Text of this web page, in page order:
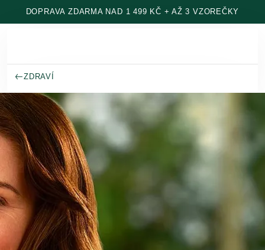
Přeskočit na hlavní obsah
DOPRAVA ZDARMA NAD 1 499 KČ + AŽ 3 VZOREČKY
ZDRAVÍ